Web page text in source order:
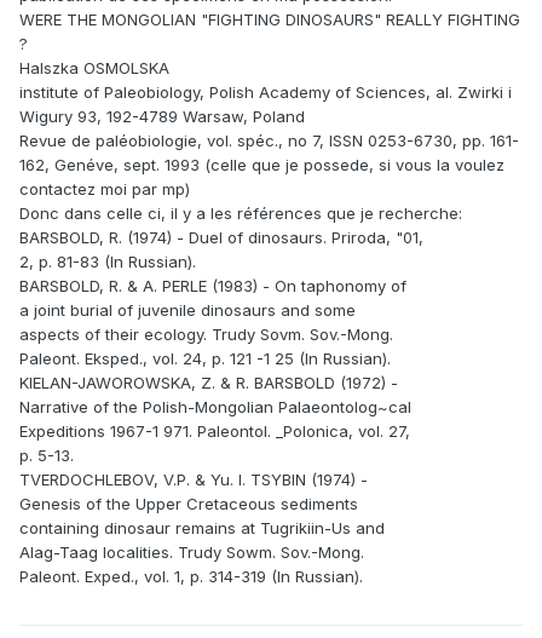
WERE THE MONGOLIAN "FIGHTING DINOSAURS" REALLY FIGHTING
?
Halszka OSMOLSKA
institute of Paleobiology, Polish Academy of Sciences, al. Zwirki i
Wigury 93, 192-4789 Warsaw, Poland
Revue de paléobiologie, vol. spéc., no 7, ISSN 0253-6730, pp. 161-
162, Genéve, sept. 1993 (celle que je possede, si vous la voulez
contactez moi par mp)
Donc dans celle ci, il y a les références que je recherche:
BARSBOLD, R. (1974) - Duel of dinosaurs. Priroda, "01,
2, p. 81-83 (In Russian).
BARSBOLD, R. & A. PERLE (1983) - On taphonomy of
a joint burial of juvenile dinosaurs and some
aspects of their ecology. Trudy Sovm. Sov.-Mong.
Paleont. Eksped., vol. 24, p. 121 -1 25 (In Russian).
KIELAN-JAWOROWSKA, Z. & R. BARSBOLD (1972) -
Narrative of the Polish-Mongolian Palaeontolog~cal
Expeditions 1967-1 971. Paleontol. _Polonica, vol. 27,
p. 5-13.
TVERDOCHLEBOV, V.P. & Yu. I. TSYBIN (1974) -
Genesis of the Upper Cretaceous sediments
containing dinosaur remains at Tugrikiin-Us and
Alag-Taag localities. Trudy Sowm. Sov.-Mong.
Paleont. Exped., vol. 1, p. 314-319 (In Russian).